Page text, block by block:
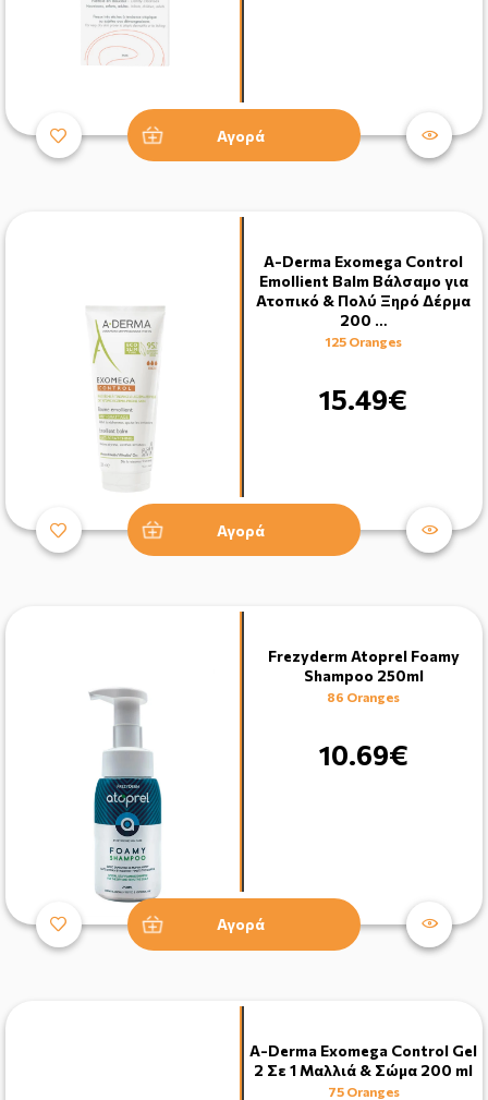
Αγορά
A-Derma Exomega Control
Emollient Balm Βάλσαμο για
Ατοπικό & Πολύ Ξηρό Δέρμα
200 …
125 Oranges
15.49€
Αγορά
Frezyderm Atoprel Foamy
Shampoo 250ml
86 Oranges
10.69€
Αγορά
A-Derma Exomega Control Gel
2 Σε 1 Μαλλιά & Σώμα 200 ml
75 Oranges